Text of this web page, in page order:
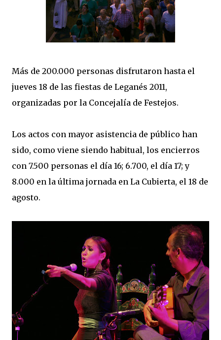
Más de 200.000 personas disfrutaron hasta el
jueves 18 de las fiestas de Leganés 2011,
organizadas por la Concejalía de Festejos.
Los actos con mayor asistencia de público han
sido, como viene siendo habitual, los encierros
con 7.500 personas el día 16; 6.700, el día 17; y
8.000 en la última jornada en La Cubierta, el 18 de
agosto.